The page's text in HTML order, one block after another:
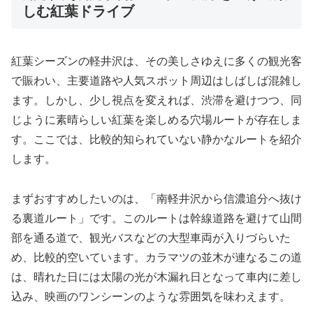
しむ紅葉ドライブ
紅葉シーズンの軽井沢は、その美しさゆえに多くの観光客
で賑わい、主要道路や人気スポット周辺はしばしば混雑し
ます。しかし、少し視点を変えれば、渋滞を避けつつ、同
じように素晴らしい紅葉を楽しめる穴場ルートが存在しま
す。ここでは、比較的知られていない静かなルートを紹介
します。
まずおすすめしたいのは、「南軽井沢から信濃追分へ抜け
る裏道ルート」です。このルートは幹線道路を避けて山間
部を通る道で、観光バスなどの大型車両が入りづらいた
め、比較的空いています。カラマツの並木が連なるこの道
は、晴れた日には太陽の光が木漏れ日となって車内に差し
込み、映画のワンシーンのような雰囲気を味わえます。